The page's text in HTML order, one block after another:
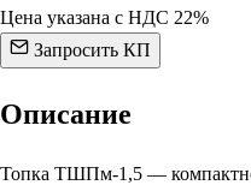
Цена указана с НДС 22%
Запросить КП
Описание
Топка ТШПм-1,5 —